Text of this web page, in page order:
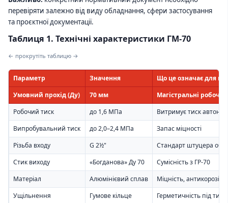
перевіряти залежно від виду обладнання, сфери застосування
та проєктної документації.
Таблиця 1. Технічні характеристики ГМ-70
← прокрутіть таблицю →
Параметр Значення
Що це означає для
Умовний прохід (Ду)
70 мм
Магістральні робочі
Робочий тиск
до 1,6 МПа
Витримує тиск
Випробувальний тиск
до 2,0–2,4 МПа
Запас міцності
Різьба входу
G 2½"
Стандарт штуцера
Стик виходу
«Богданова» Ду 70
Сумісність з ГР-70
Матеріал
Алюмінієвий сплав
Міцність, антикорозія
Ущільнення
Гумове кільце
Герметичність під